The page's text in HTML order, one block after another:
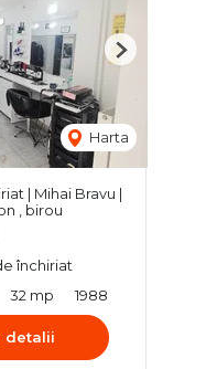
Harta
Next
| Mihai Bravu |
, birou
închiriat
32 mp 1988
detalii